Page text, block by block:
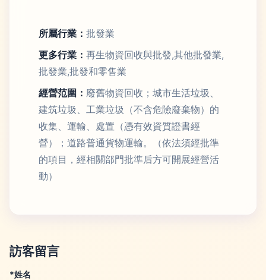
所屬行業： 批發業
更多行業： 再生物資回收與批發,其他批發業,
批發業,批發和零售業
經營范圍： 廢舊物資回收；城市生活垃圾、
建筑垃圾、工業垃圾（不含危險廢棄物）的
收集、運輸、處置（憑有效資質證書經
營）；道路普通貨物運輸。（依法須經批準
的項目，經相關部門批準后方可開展經營活
動）
訪客留言
*姓名